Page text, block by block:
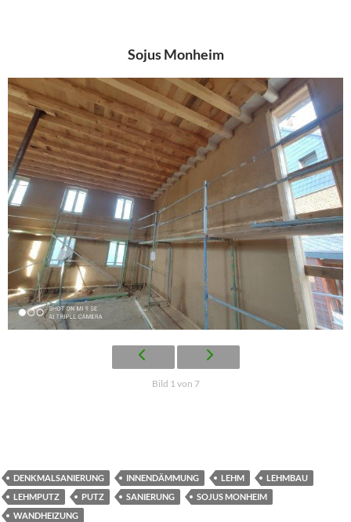
Sojus Monheim
Bild 1 von 7
DENKMALSANIERUNG INNENDÄMMUNG LEHM
LEHMBAU
LEHMPUTZ
PUTZ SANIERUNG
SOJUS MONHEIM
WANDHEIZUNG